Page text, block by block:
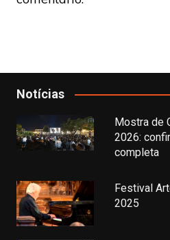
Notícias
Mostra de
2026:
completa
Festival
2025